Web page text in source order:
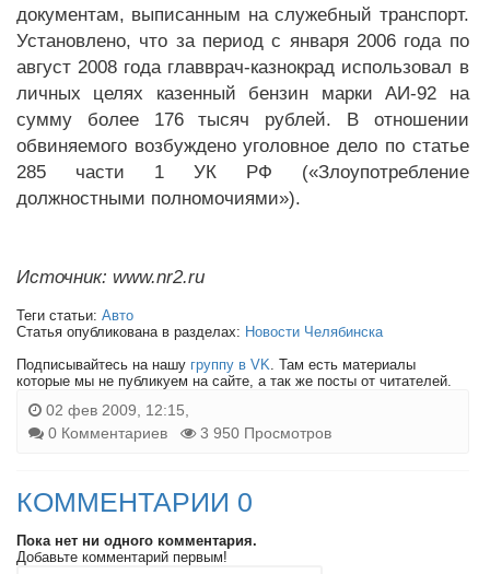
документам, выписанным на служебный транспорт.
Установлено, что за период с января 2006 года по
август 2008 года главврач-казнокрад использовал в
личных целях казенный бензин марки АИ-92 на
сумму более 176 тысяч рублей. В отношении
обвиняемого возбуждено уголовное дело по статье
285 части 1 УК РФ («Злоупотребление
должностными полномочиями»).
Источник: www.nr2.ru
Теги статьи: Авто
Статья опубликована в разделах: Новости Челябинска
Подписывайтесь на нашу группу в VK. Там есть материалы
которые мы не публикуем на сайте, а так же посты от читателей.
02 фев 2009, 12:15,
0 Комментариев
3 950 Просмотров
КОММЕНТАРИИ 0
Пока нет ни одного комментария.
Добавьте комментарий первым!